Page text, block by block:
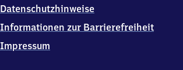
0
Weiskirchen
Datenschutzhinweise
Informationen zur Barrierefreiheit
Impressum